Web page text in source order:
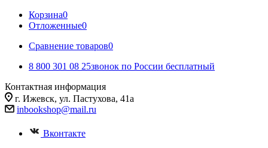
Корзина0
Отложенные0
Сравнение товаров0
8 800 301 08 25звонок по России бесплатный
Контактная информация
г. Ижевск, ул. ​Пастухова, 41а
inbookshop@mail.ru
Вконтакте